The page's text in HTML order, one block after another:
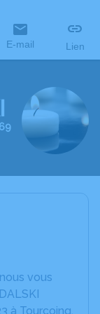
E-mail Lien
vous
à Tourcoing.